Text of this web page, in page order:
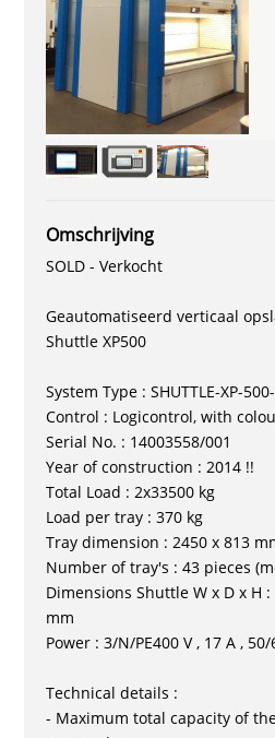
Omschrijving
SOLD - Verkocht
Geautomatiseerd verticaal
Shuttle XP500
System Type : SHUTTLE-XP-
Control : Logicontrol, with
Serial No. : 14003558/001
Year of construction : 2014 !!
Total Load : 2x33500 kg
Load per tray : 370 kg
Tray dimension : 2450 x 813
Number of tray's : 43 pieces
Dimensions Shuttle W x D x H
mm
Power : 3/N/PE400 V , 17 A , 50/
Technical details :
- Maximum total capacity of the